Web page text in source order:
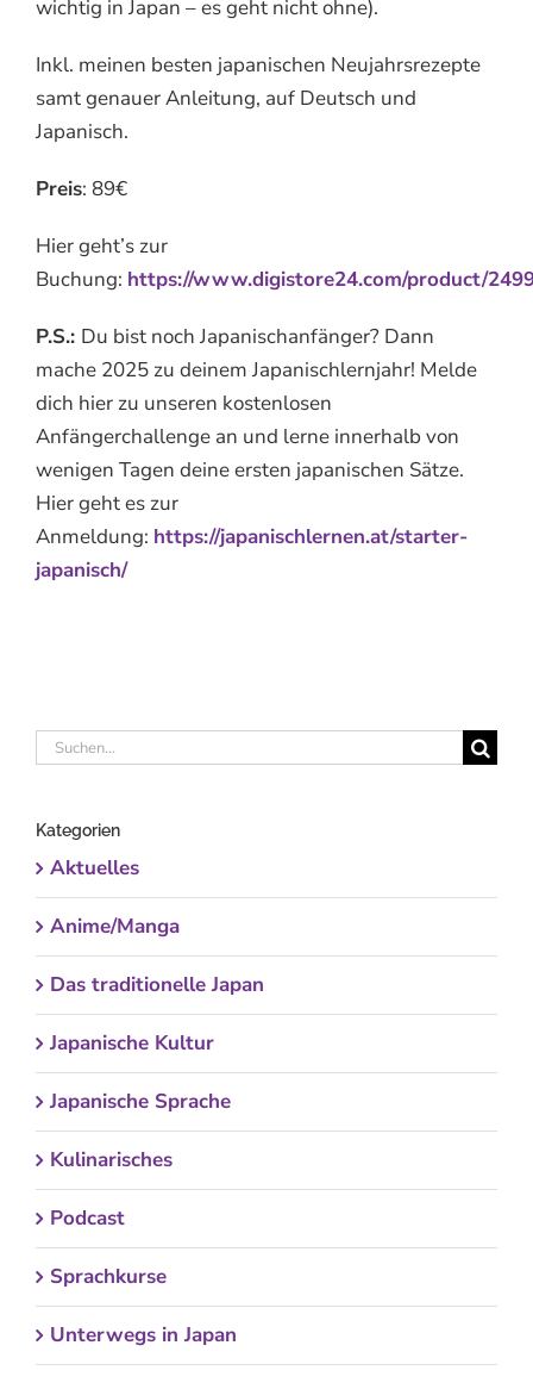
wichtig in Japan – es geht nicht ohne).
Inkl. meinen besten japanischen Neujahrsrezepte
samt genauer Anleitung, auf Deutsch und
Japanisch.
Preis: 89€
Hier geht’s zur
Buchung: https://www.digistore24.com/product/
P.S.: Du bist noch Japanischanfänger? Dann
mache 2025 zu deinem Japanischlernjahr! Melde
dich hier zu unseren kostenlosen
Anfängerchallenge an und lerne innerhalb von
wenigen Tagen deine ersten japanischen Sätze.
Hier geht es zur
Anmeldung: https://japanischlernen.at/starter-
japanisch/
Suche
Kategorien
Aktuelles
Anime/Manga
Das traditionelle Japan
Japanische Kultur
Japanische Sprache
Kulinarisches
Podcast
Sprachkurse
Unterwegs in Japan